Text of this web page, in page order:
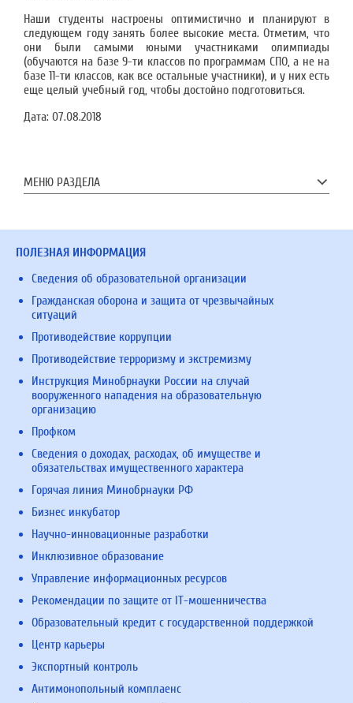
Наши студенты настроены оптимистично и планируют в
следующем году занять более высокие места. Отметим, что
они были самыми юными участниками олимпиады
(обучаются на базе 9-ти классов по программам СПО, а не на
базе 11-ти классов, как все остальные участники), и у них есть
еще целый учебный год, чтобы достойно подготовиться.
Дата: 07.08.2018
МЕНЮ РАЗДЕЛА
ПОЛЕЗНАЯ ИНФОРМАЦИЯ
Сведения об образовательной организации
Гражданская оборона и защита от чрезвычайных
ситуаций
Противодействие коррупции
Противодействие терроризму и экстремизму
Инструкция Минобрнауки России на случай
вооруженного нападения на образовательную
организацию
Профком
Сведения о доходах, расходах, об имуществе и
обязательствах имущественного характера
Горячая линия Минобрнауки РФ
Бизнес инкубатор
Научно-инновационные разработки
Инклюзивное образование
Управление информационных ресурсов
Рекомендации по защите от IT-мошенничества
Образовательный кредит с государственной поддержкой
Центр карьеры
Экспортный контроль
Антимонопольный комплаенс